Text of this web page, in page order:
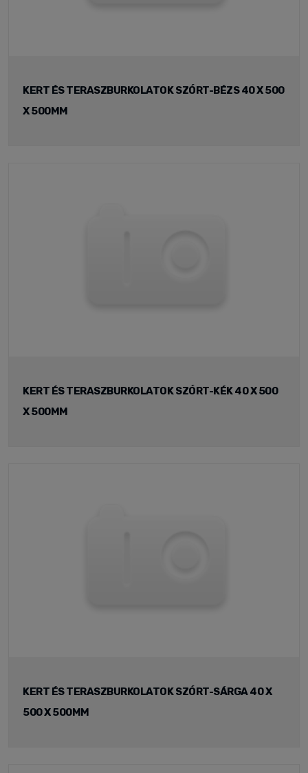
KERT ÉS TERASZBURKOLATOK SZÓRT-BÉZS 40 X 500
X 500MM
KERT ÉS TERASZBURKOLATOK SZÓRT-KÉK 40 X 500
X 500MM
KERT ÉS TERASZBURKOLATOK SZÓRT-SÁRGA 40 X
500 X 500MM